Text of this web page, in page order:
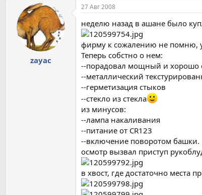
т
а
н
а
ч
а
л
zayac
27 Авг 2008
неделю назад в ашане было
фирму к сожалению не помню,
Теперь собстно о нем:
--порадовал мощный и хорошо
--металлический
--герметизация стыков
--стекло из стекла
из минусов:
--лампа накаливания
--питание от CR123
--включение поворотом башки.
осмотр вызвал приступ
в хвост, где достаточно места